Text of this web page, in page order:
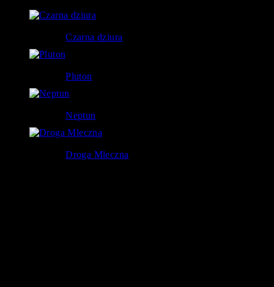
0Czarna dziura
8Pluton
2Neptun
9Droga Mleczna